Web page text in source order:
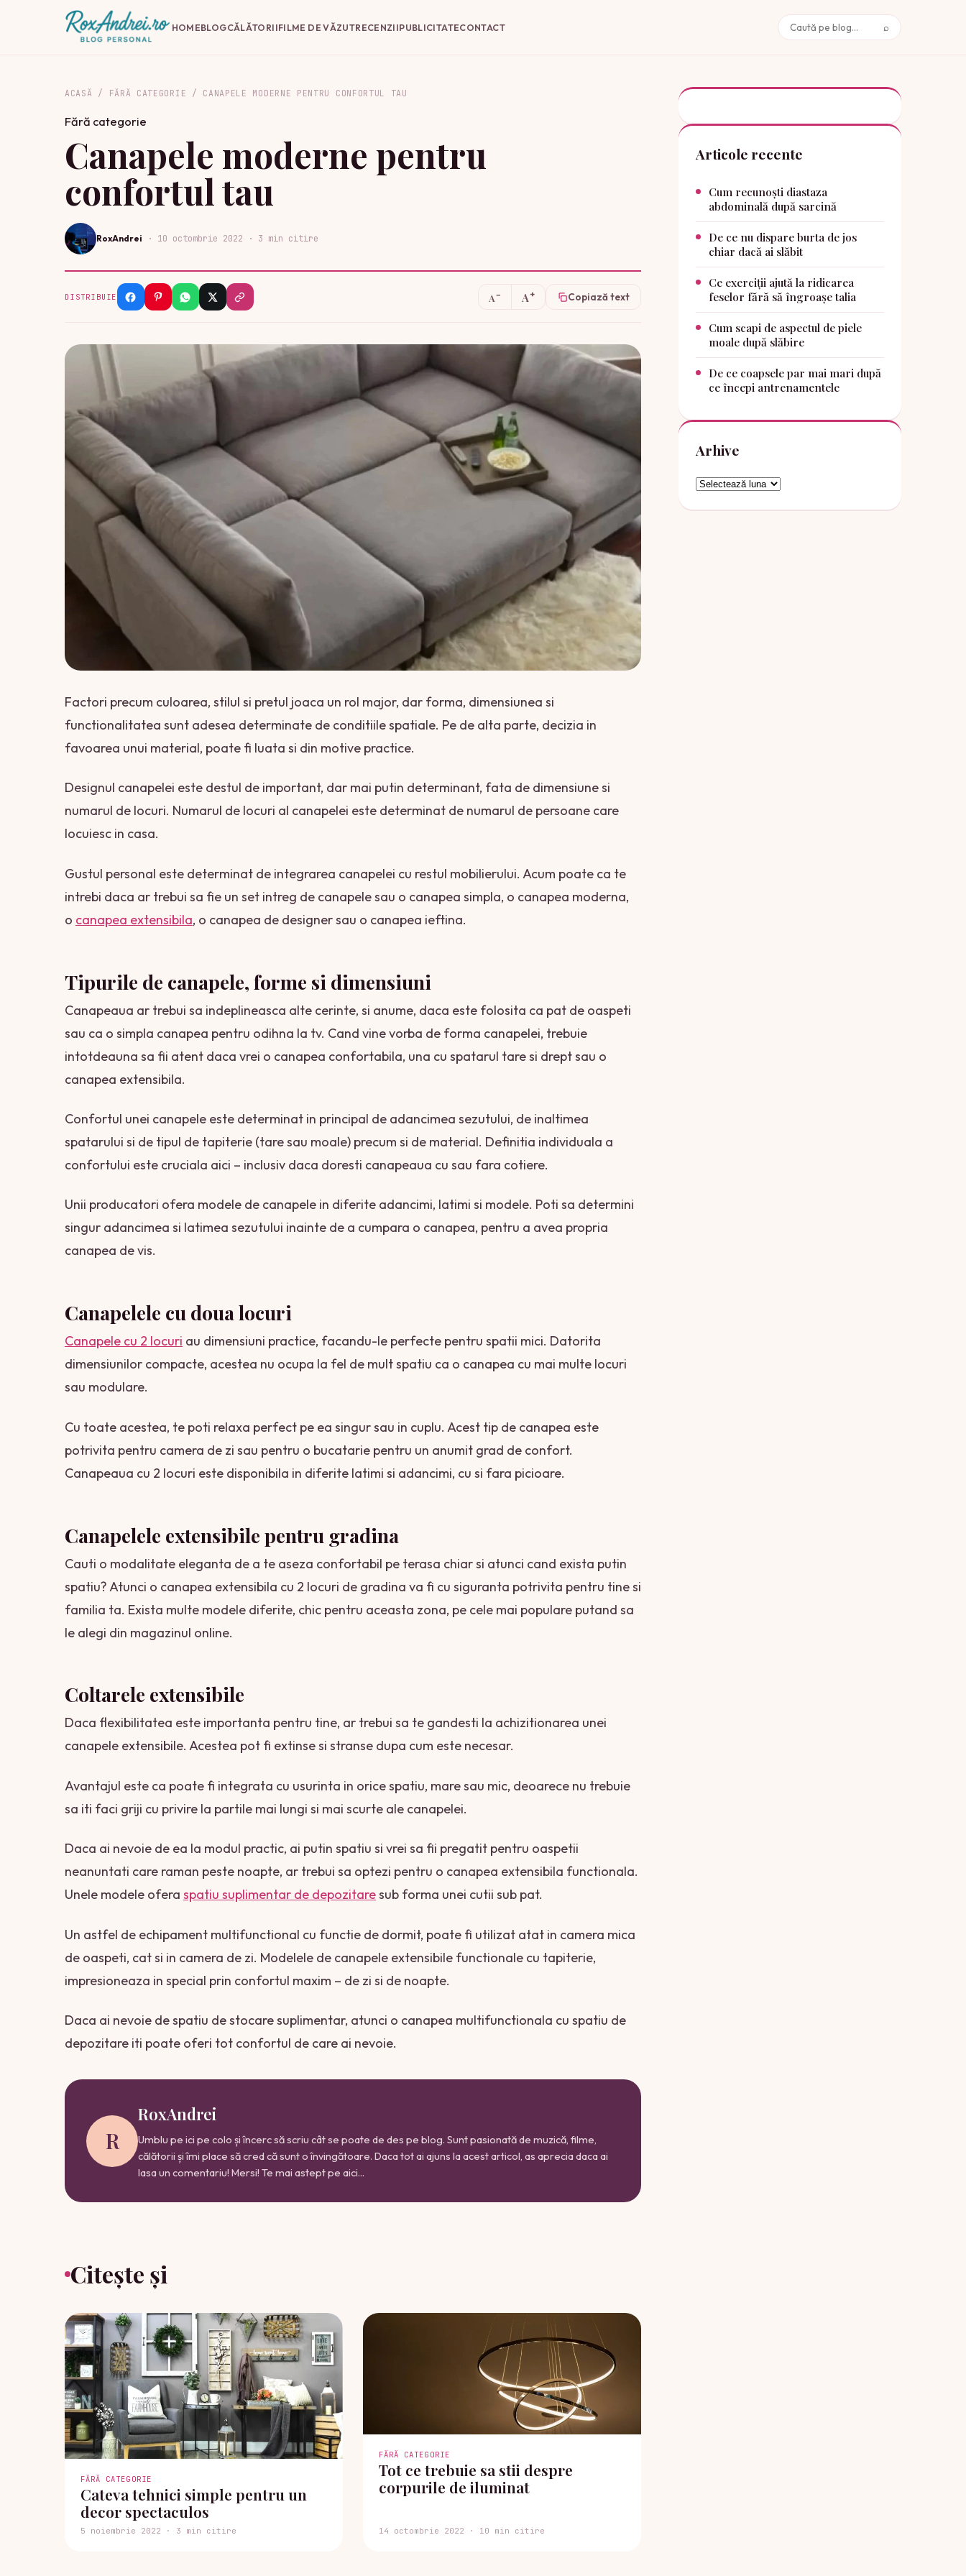
HOMEBLOGCĂLĂTORIIFILME DE VĂZUTRECENZIIPUBLICITATECONTACT
Caută
⌕
ACASĂ / FĂRĂ CATEGORIE / CANAPELE MODERNE PENTRU CONFORTUL TAU
Fără categorie
Canapele moderne pentru
confortul tau
RoxAndrei · 10 octombrie 2022 · 3 min citire
DISTRIBUIE A− A+ Copiază text
Factori precum culoarea, stilul si pretul joaca un rol major, dar forma, dimensiunea si
functionalitatea sunt adesea determinate de conditiile spatiale. Pe de alta parte, decizia in
favoarea unui material, poate fi luata si din motive practice.
Designul canapelei este destul de important, dar mai putin determinant, fata de dimensiune si
numarul de locuri. Numarul de locuri al canapelei este determinat de numarul de persoane care
locuiesc in casa.
Gustul personal este determinat de integrarea canapelei cu restul mobilierului. Acum poate ca te
intrebi daca ar trebui sa fie un set intreg de canapele sau o canapea simpla, o canapea moderna,
o canapea extensibila, o canapea de designer sau o canapea ieftina.
Tipurile de canapele, forme si dimensiuni
Canapeaua ar trebui sa indeplineasca alte cerinte, si anume, daca este folosita ca pat de oaspeti
sau ca o simpla canapea pentru odihna la tv. Cand vine vorba de forma canapelei, trebuie
intotdeauna sa fii atent daca vrei o canapea confortabila, una cu spatarul tare si drept sau o
canapea extensibila.
Confortul unei canapele este determinat in principal de adancimea sezutului, de inaltimea
spatarului si de tipul de tapiterie (tare sau moale) precum si de material. Definitia individuala a
confortului este cruciala aici – inclusiv daca doresti canapeaua cu sau fara cotiere.
Unii producatori ofera modele de canapele in diferite adancimi, latimi si modele. Poti sa determini
singur adancimea si latimea sezutului inainte de a cumpara o canapea, pentru a avea propria
canapea de vis.
Canapelele cu doua locuri
Canapele cu 2 locuri au dimensiuni practice, facandu-le perfecte pentru spatii mici. Datorita
dimensiunilor compacte, acestea nu ocupa la fel de mult spatiu ca o canapea cu mai multe locuri
sau modulare.
Cu toate acestea, te poti relaxa perfect pe ea singur sau in cuplu. Acest tip de canapea este
potrivita pentru camera de zi sau pentru o bucatarie pentru un anumit grad de confort.
Canapeaua cu 2 locuri este disponibila in diferite latimi si adancimi, cu si fara picioare.
Canapelele extensibile pentru gradina
Cauti o modalitate eleganta de a te aseza confortabil pe terasa chiar si atunci cand exista putin
spatiu? Atunci o canapea extensibila cu 2 locuri de gradina va fi cu siguranta potrivita pentru tine si
familia ta. Exista multe modele diferite, chic pentru aceasta zona, pe cele mai populare putand sa
le alegi din magazinul online.
Coltarele extensibile
Daca flexibilitatea este importanta pentru tine, ar trebui sa te gandesti la achizitionarea unei
canapele extensibile. Acestea pot fi extinse si stranse dupa cum este necesar.
Avantajul este ca poate fi integrata cu usurinta in orice spatiu, mare sau mic, deoarece nu trebuie
sa iti faci griji cu privire la partile mai lungi si mai scurte ale canapelei.
Daca ai nevoie de ea la modul practic, ai putin spatiu si vrei sa fii pregatit pentru oaspetii
neanuntati care raman peste noapte, ar trebui sa optezi pentru o canapea extensibila functionala.
Unele modele ofera spatiu suplimentar de depozitaresub forma unei cutii sub pat.
Un astfel de echipament multifunctional cu functie de dormit, poate fi utilizat atat in ​​camera mica
de oaspeti, cat si in camera de zi. Modelele de canapele extensibile functionale cu tapiterie,
impresioneaza in special prin confortul maxim – de zi si de noapte.
Daca ai nevoie de spatiu de stocare suplimentar, atunci o canapea multifunctionala cu spatiu de
depozitare iti poate oferi tot confortul de care ai nevoie.
R
RoxAndrei
Umblu pe ici pe colo și încerc să scriu cât se poate de des pe blog. Sunt pasionată de muzică, filme,
călătorii și îmi place să cred că sunt o învingătoare. Daca tot ai ajuns la acest articol, as aprecia daca ai
lasa un comentariu! Mersi! Te mai astept pe aici...
Citește și
FĂRĂ CATEGORIE
Cateva tehnici simple pentru un
decor spectaculos
5 noiembrie 2022 · 3 min citire
FĂRĂ CATEGORIE
Tot ce trebuie sa stii despre
corpurile de iluminat
14 octombrie 2022 · 10 min citire
Articole recente
Cum recunoști diastaza
abdominală după sarcină
De ce nu dispare burta de jos
chiar dacă ai slăbit
Ce exerciții ajută la ridicarea
feselor fără să îngroașe talia
Cum scapi de aspectul de piele
moale după slăbire
De ce coapsele par mai mari după
ce începi antrenamentele
Arhive
Arhive